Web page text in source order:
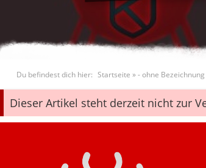
Du befindest dich hier: Startseite »- ohne Bezeichnung
Dieser Artikel steht derzeit nicht zur